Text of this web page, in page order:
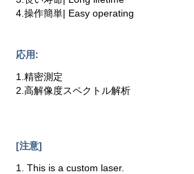
4.操作簡単| Easy operating
応用:
1.精密測定
2.高解像度スペクトル解析
[注意]
1. This is a custom laser.